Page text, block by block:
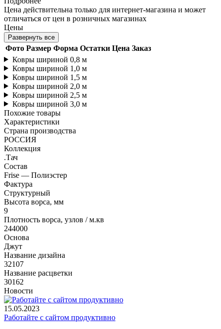
Цена действительна только для интернет-магазина и может
отличаться от цен в розничных магазинах
Цены
Развернуть все
Фото Размер Форма Остатки Цена Заказ
Ковры шириной 0,8 м
Ковры шириной 1,0 м
Ковры шириной 1,5 м
Ковры шириной 2,0 м
Ковры шириной 2,5 м
Ковры шириной 3,0 м
Похожие товары
Характеристики
Страна производства
РОССИЯ
Коллекция
.Тач
Состав
Frise — Полиэстер
Фактура
Структурный
Высота ворса, мм
9
Плотность ворса, узлов / м.кв
244000
Основа
Джут
Название дизайна
32107
Название расцветки
30162
Новости
15.05.2023
Работайте с сайтом продуктивно